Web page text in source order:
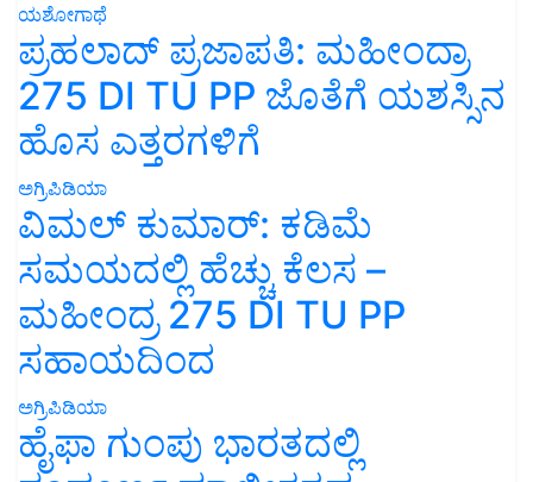
ಯಶೋಗಾಥೆ
ಪ್ರಹಲಾದ್ ಪ್ರಜಾಪತಿ: ಮಹೀಂದ್ರಾ
275 DI TU PP ಜೊತೆಗೆ ಯಶಸ್ಸಿನ
ಹೊಸ ಎತ್ತರಗಳಿಗೆ
ಅಗ್ರಿಪಿಡಿಯಾ
ವಿಮಲ್ ಕುಮಾರ್: ಕಡಿಮೆ
ಸಮಯದಲ್ಲಿ ಹೆಚ್ಚು ಕೆಲಸ –
ಮಹೀಂದ್ರ 275 DI TU PP
ಸಹಾಯದಿಂದ
ಅಗ್ರಿಪಿಡಿಯಾ
ಹೈಫಾ ಗುಂಪು ಭಾರತದಲ್ಲಿ